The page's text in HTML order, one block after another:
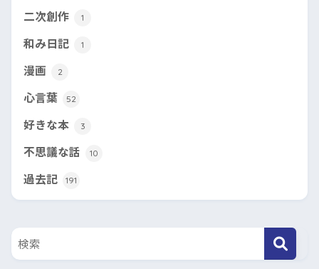
二次創作 1
和み日記 1
漫画 2
心言葉 52
好きな本 3
不思議な話 10
過去記 191